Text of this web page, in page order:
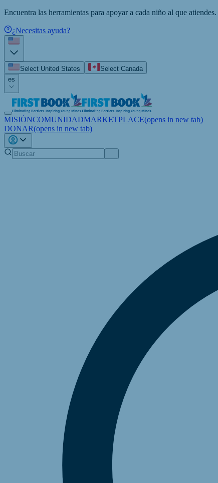
Encuentra las herramientas para apoyar a cada niño al que atiendes.
¿Necesitas ayuda?
Select United States
Select Canada
es
MISIÓNCOMUNIDADMARKETPLACE(opens in new tab)
DONAR(opens in new tab)